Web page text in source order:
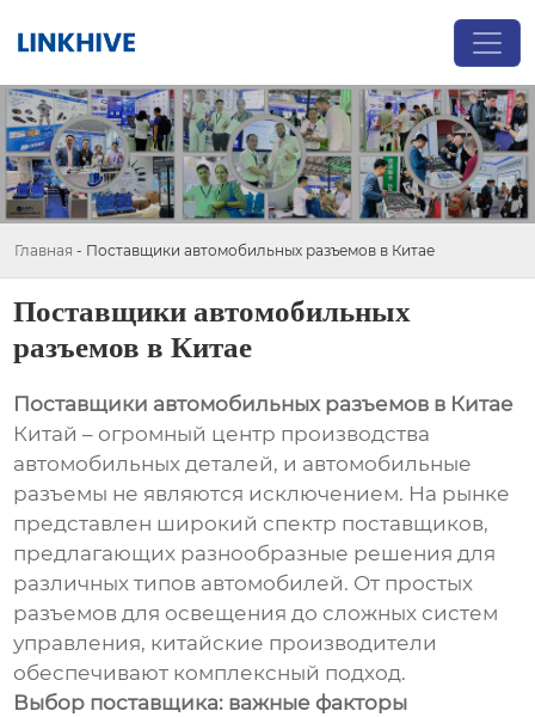
Главная - Поставщики автомобильных разъемов в Китае
Поставщики автомобильных
разъемов в Китае
Поставщики автомобильных разъемов в Китае
Китай – огромный центр производства
автомобильных деталей, и автомобильные
разъемы не являются исключением. На рынке
представлен широкий спектр поставщиков,
предлагающих разнообразные решения для
различных типов автомобилей. От простых
разъемов для освещения до сложных систем
управления, китайские производители
обеспечивают комплексный подход.
Выбор поставщика: важные факторы